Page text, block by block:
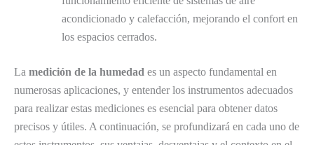
acondicionado y calefacción, mejorando el confort en
los espacios cerrados.
La medición de la humedad es un aspecto fundamental en
numerosas aplicaciones, y entender los instrumentos adecuados
para realizar estas mediciones es esencial para obtener datos
precisos y útiles. A continuación, se profundizará en cada uno de